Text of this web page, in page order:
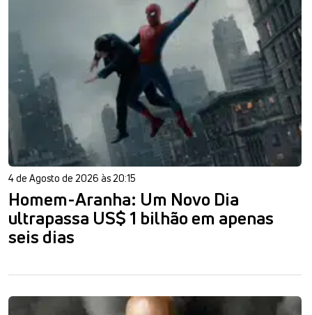
4 de Agosto de 2026 às 20:15
Homem-Aranha: Um Novo Dia
ultrapassa US$ 1 bilhão em apenas
seis dias